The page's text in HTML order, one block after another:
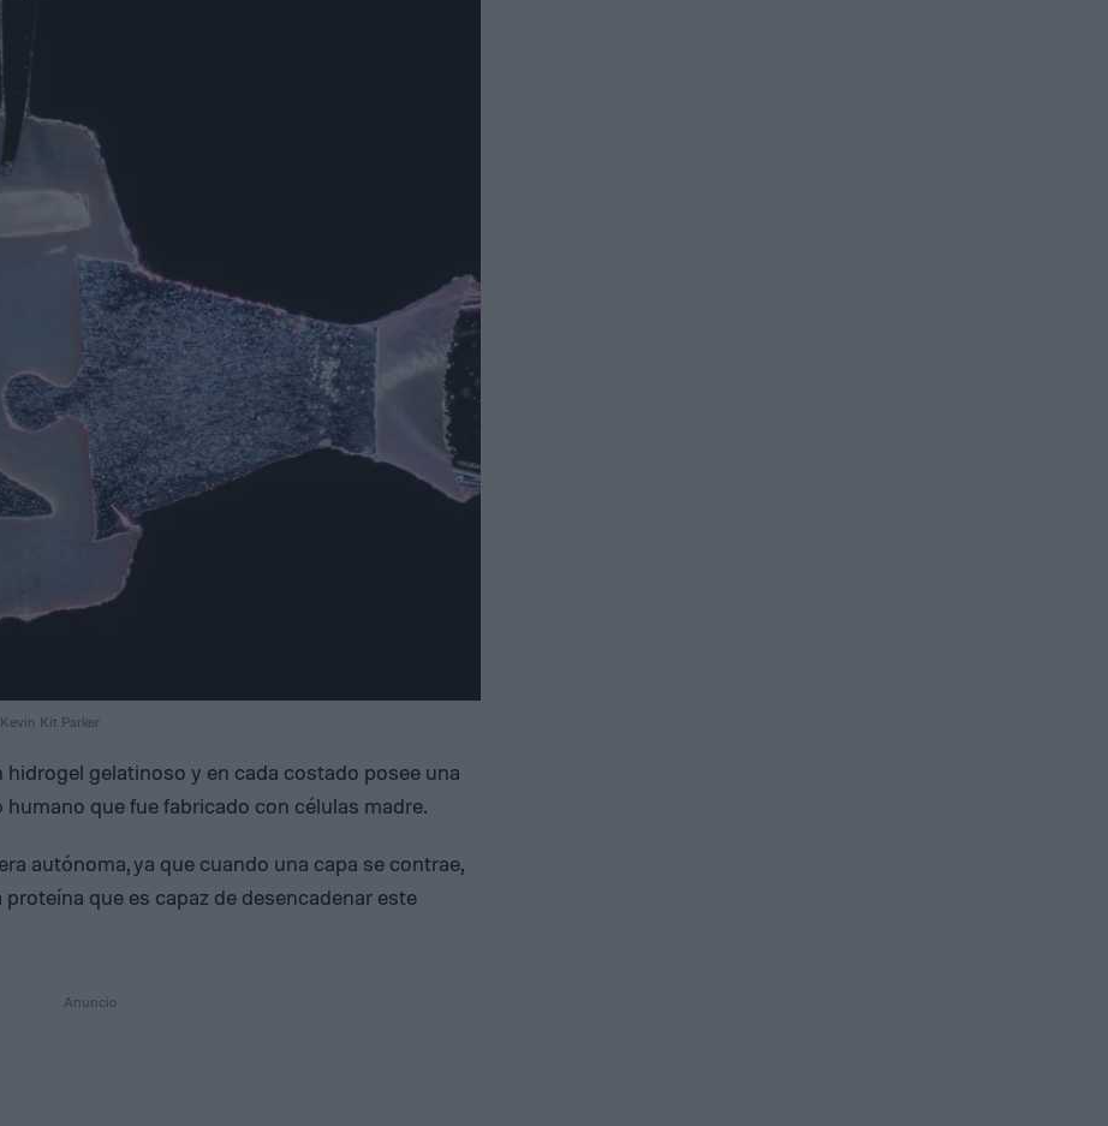
Kit Parker
gelatinoso y en cada costado posee una
que fue fabricado con células madre.
autónoma, ya que cuando una capa se contrae,
que es capaz de desencadenar este